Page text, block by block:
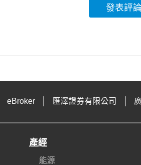
發表評
eBroker 匯澤證券有限公司
產經
能源